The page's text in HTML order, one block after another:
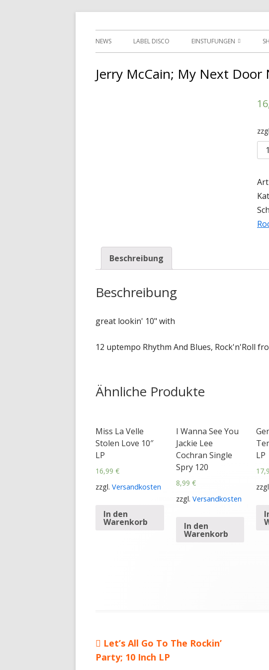
Tessy Records
Primäres
NEWS LABEL DISCO EINSTUFUNGEN
Jerry McCain; My Next
Beschreibung
Beschreibung
great lookin' 10" with
12 uptempo Rhythm And Blues, Rock'n'Roll
Ähnliche Produkte
Miss La Velle
Stolen Love 10″
LP
16,99 €
zzgl. Versandkosten
In den
Warenkorb
I Wanna See You
Jackie Lee
Cochran Single
Spry 120
8,99 €
zzgl. Versandkosten
In den
Warenkorb
LP
Beitragsnavigation
Vorheriger
Beitrag:
Let’s All Go To The Rockin’
Party; 10 Inch LP